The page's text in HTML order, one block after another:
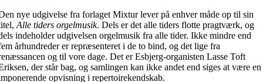
nye udgivelse fra forlaget Mixtur lever på enhver måde op til sin
Alle tiders orgelmusik. Dels er det alle tiders flotte pragtværk, og
indeholder udgivelsen orgelmusik fra alle tider. Ikke mindre end
århundreder er repræsenteret i de to bind, og det lige fra
og til vore dage. Det er Esbjerg-organisten Lasse Toft
der står bag, og samlingen kan ikke andet end siges at være en
opvisning i repertoirekendskab.